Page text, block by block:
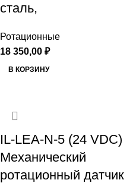
сталь,
Ротационные
18 350,00 ₽
В КОРЗИНУ
IL-LEA-N-5 (24 VDC)
Механический
ротационный датчик